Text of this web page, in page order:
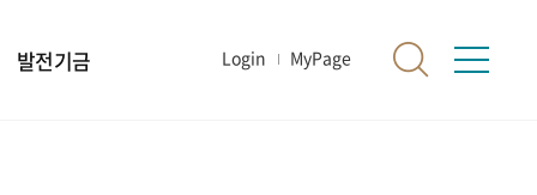
발전기금 Login MyPage